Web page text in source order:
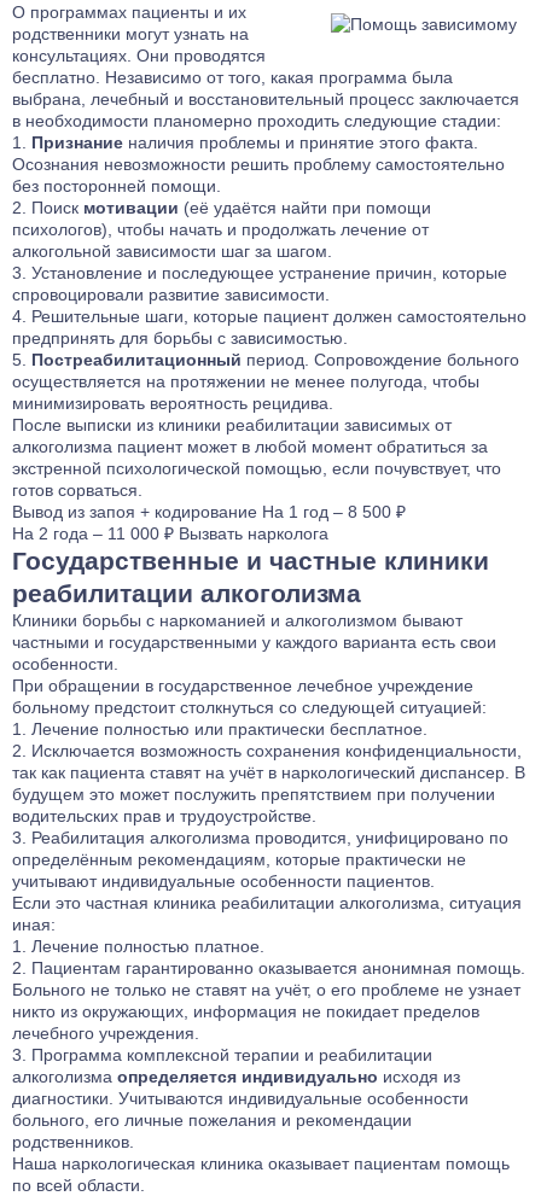
О программах пациенты и их
родственники могут узнать на
консультациях. Они проводятся
бесплатно. Независимо от того, какая программа была
выбрана, лечебный и восстановительный процесс заключается
в необходимости планомерно проходить следующие стадии:
Признание наличия проблемы и принятие этого факта.
Осознания невозможности решить проблему самостоятельно
без посторонней помощи.
Поиск мотивации (её удаётся найти при помощи
психологов), чтобы начать и продолжать лечение от
алкогольной зависимости шаг за шагом.
Установление и последующее устранение причин, которые
спровоцировали развитие зависимости.
Решительные шаги, которые пациент должен самостоятельно
предпринять для борьбы с зависимостью.
Постреабилитационный период. Сопровождение больного
осуществляется на протяжении не менее полугода, чтобы
минимизировать вероятность рецидива.
После выписки из клиники реабилитации зависимых от
алкоголизма пациент может в любой момент обратиться за
экстренной психологической помощью, если почувствует, что
готов сорваться.
Вывод из запоя + кодирование На 1 год – 8 500 ₽
На 2 года – 11 000 ₽ Вызвать нарколога
Государственные и частные клиники
реабилитации алкоголизма
Клиники борьбы с наркоманией и алкоголизмом бывают
частными и государственными у каждого варианта есть свои
особенности.
При обращении в государственное лечебное учреждение
больному предстоит столкнуться со следующей ситуацией:
Лечение полностью или практически бесплатное.
Исключается возможность сохранения конфиденциальности,
так как пациента ставят на учёт в наркологический диспансер. В
будущем это может послужить препятствием при получении
водительских прав и трудоустройстве.
Реабилитация алкоголизма проводится, унифицировано по
определённым рекомендациям, которые практически не
учитывают индивидуальные особенности пациентов.
Если это частная клиника реабилитации алкоголизма, ситуация
иная:
Лечение полностью платное.
Пациентам гарантированно оказывается анонимная помощь.
Больного не только не ставят на учёт, о его проблеме не узнает
никто из окружающих, информация не покидает пределов
лечебного учреждения.
Программа комплексной терапии и реабилитации
алкоголизма определяется индивидуально исходя из
диагностики. Учитываются индивидуальные особенности
больного, его личные пожелания и рекомендации
родственников.
Наша наркологическая клиника оказывает пациентам помощь
по всей области.